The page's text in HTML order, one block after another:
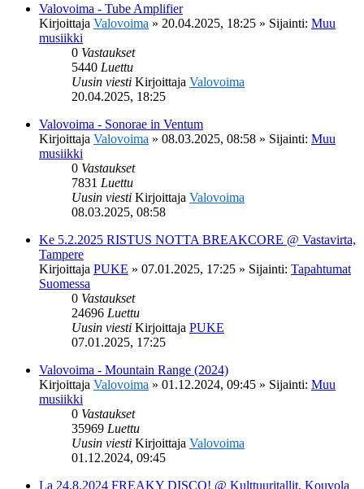
Valovoima - Tube Amplifier
Kirjoittaja Valovoima » 20.04.2025, 18:25 » Sijainti: Muu
musiikki
0 Vastaukset
5440 Luettu
Uusin viesti Kirjoittaja Valovoima
20.04.2025, 18:25
Valovoima - Sonorae in Ventum
Kirjoittaja Valovoima » 08.03.2025, 08:58 » Sijainti: Muu
musiikki
0 Vastaukset
7831 Luettu
Uusin viesti Kirjoittaja Valovoima
08.03.2025, 08:58
Ke 5.2.2025 RISTUS NOTTA BREAKCORE @ Vastavirta,
Tampere
Kirjoittaja PUKE » 07.01.2025, 17:25 » Sijainti: Tapahtumat
Suomessa
0 Vastaukset
24696 Luettu
Uusin viesti Kirjoittaja PUKE
07.01.2025, 17:25
Valovoima - Mountain Range (2024)
Kirjoittaja Valovoima » 01.12.2024, 09:45 » Sijainti: Muu
musiikki
0 Vastaukset
35969 Luettu
Uusin viesti Kirjoittaja Valovoima
01.12.2024, 09:45
La 24.8.2024 FREAKY DISCO! @ Kulttuuritallit, Kouvola